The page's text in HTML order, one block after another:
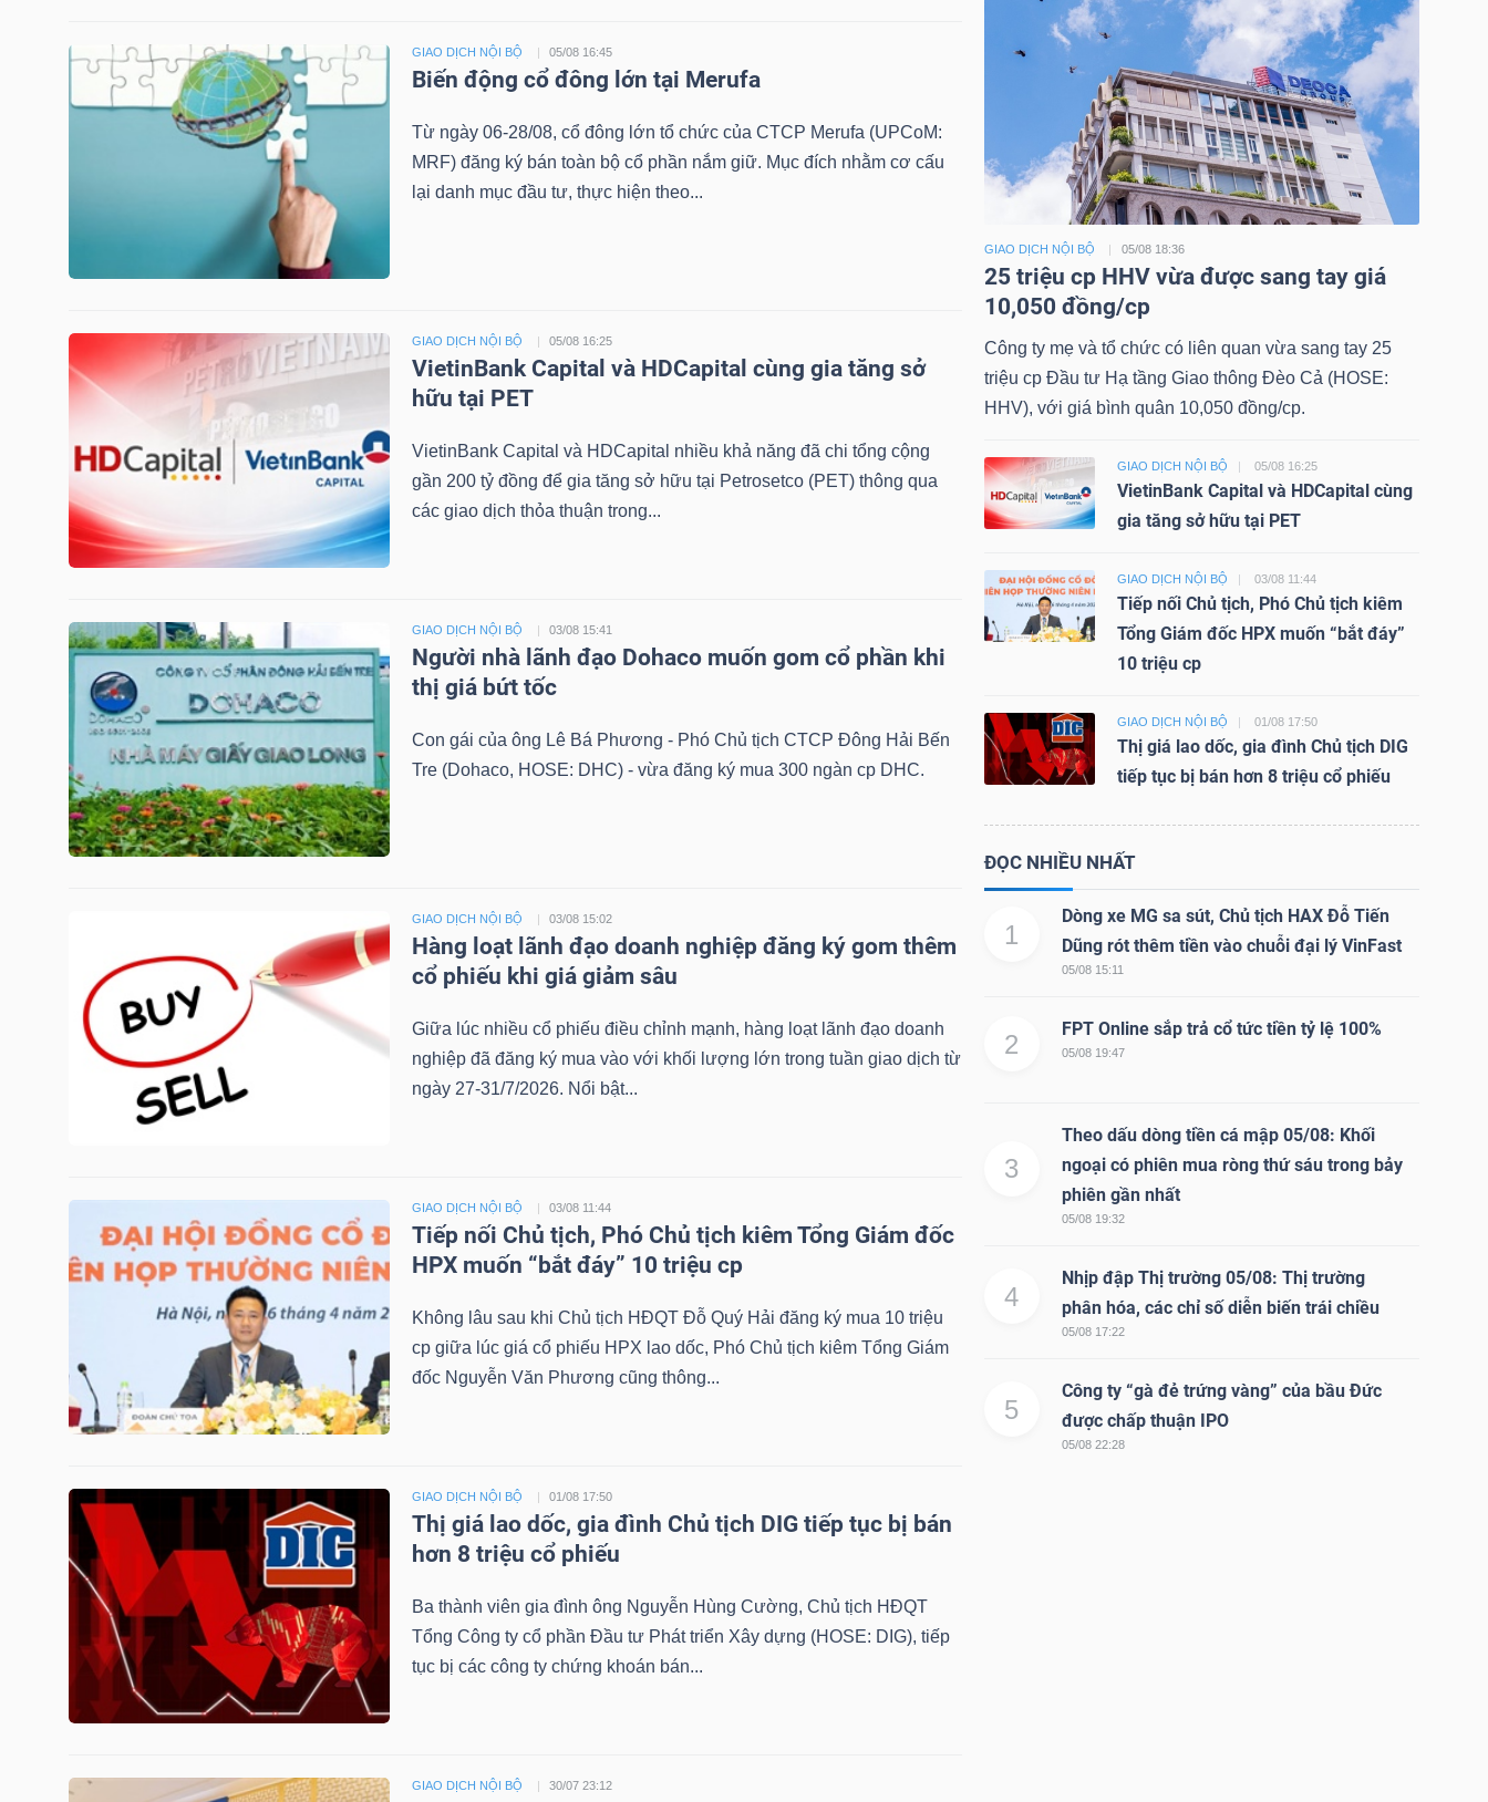
GIAO DỊCH NỘI BỘ 05/08 16:45
Biến động cổ đông lớn tại Merufa
Từ ngày 06-28/08, cổ đông lớn tổ chức của CTCP Merufa (UPCoM:
MRF) đăng ký bán toàn bộ cổ phần nắm giữ. Mục đích nhằm cơ cấu
lại danh mục đầu tư, thực hiện theo...
GIAO DỊCH NỘI BỘ 05/08 16:25
VietinBank Capital và HDCapital cùng gia tăng sở
hữu tại PET
VietinBank Capital và HDCapital nhiều khả năng đã chi tổng cộng
gần 200 tỷ đồng để gia tăng sở hữu tại Petrosetco (PET) thông qua
các giao dịch thỏa thuận trong...
GIAO DỊCH NỘI BỘ 03/08 15:41
Người nhà lãnh đạo Dohaco muốn gom cổ phần khi
thị giá bứt tốc
Con gái của ông Lê Bá Phương - Phó Chủ tịch CTCP Đông Hải Bến
Tre (Dohaco, HOSE: DHC) - vừa đăng ký mua 300 ngàn cp DHC.
GIAO DỊCH NỘI BỘ 03/08 15:02
Hàng loạt lãnh đạo doanh nghiệp đăng ký gom thêm
cổ phiếu khi giá giảm sâu
Giữa lúc nhiều cổ phiếu điều chỉnh mạnh, hàng loạt lãnh đạo doanh
nghiệp đã đăng ký mua vào với khối lượng lớn trong tuần giao dịch từ
ngày 27-31/7/2026. Nổi bật...
GIAO DỊCH NỘI BỘ 03/08 11:44
Tiếp nối Chủ tịch, Phó Chủ tịch kiêm Tổng Giám đốc
HPX muốn “bắt đáy” 10 triệu cp
Không lâu sau khi Chủ tịch HĐQT Đỗ Quý Hải đăng ký mua 10 triệu
cp giữa lúc giá cổ phiếu HPX lao dốc, Phó Chủ tịch kiêm Tổng Giám
đốc Nguyễn Văn Phương cũng thông...
GIAO DỊCH NỘI BỘ 01/08 17:50
Thị giá lao dốc, gia đình Chủ tịch DIG tiếp tục bị bán
hơn 8 triệu cổ phiếu
Ba thành viên gia đình ông Nguyễn Hùng Cường, Chủ tịch HĐQT
Tổng Công ty cổ phần Đầu tư Phát triển Xây dựng (HOSE: DIG), tiếp
tục bị các công ty chứng khoán bán...
GIAO DỊCH NỘI BỘ 30/07 23:12
GIAO DỊCH NỘI BỘ 05/08 18:36
25 triệu cp HHV vừa được sang tay giá
10,050 đồng/cp
Công ty mẹ và tổ chức có liên quan vừa sang tay 25
triệu cp Đầu tư Hạ tầng Giao thông Đèo Cả (HOSE:
HHV), với giá bình quân 10,050 đồng/cp.
GIAO DỊCH NỘI BỘ 05/08 16:25
VietinBank Capital và HDCapital cùng
gia tăng sở hữu tại PET
GIAO DỊCH NỘI BỘ 03/08 11:44
Tiếp nối Chủ tịch, Phó Chủ tịch kiêm
Tổng Giám đốc HPX muốn “bắt đáy”
10 triệu cp
GIAO DỊCH NỘI BỘ 01/08 17:50
Thị giá lao dốc, gia đình Chủ tịch DIG
tiếp tục bị bán hơn 8 triệu cổ phiếu
ĐỌC NHIỀU NHẤT
1
Dòng xe MG sa sút, Chủ tịch HAX Đỗ Tiến
Dũng rót thêm tiền vào chuỗi đại lý VinFast
05/08 15:11
2
FPT Online sắp trả cổ tức tiền tỷ lệ 100%
05/08 19:47
3
Theo dấu dòng tiền cá mập 05/08: Khối
ngoại có phiên mua ròng thứ sáu trong bảy
phiên gần nhất
05/08 19:32
4
Nhịp đập Thị trường 05/08: Thị trường
phân hóa, các chỉ số diễn biến trái chiều
05/08 17:22
5
Công ty “gà đẻ trứng vàng” của bầu Đức
được chấp thuận IPO
05/08 22:28
CÔNG
XUẤT
LIỆU
SECTOR
CÔNG
NGHIỆP
DÙNG
THIẾT